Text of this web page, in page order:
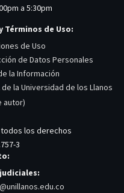
a 5:30pm
Términos de Uso:
de Uso
de Datos Personales
la Información
la Universidad de los Llanos
autor)
los derechos
3